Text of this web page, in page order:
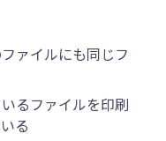
ァイルにも同じフ
るファイルを印刷
る